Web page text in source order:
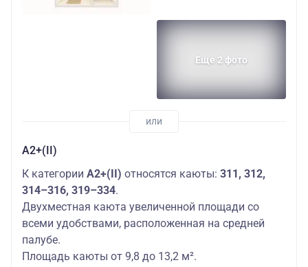
Еще 2 фото
А2+(II)
К категории А2+(II) относятся каюты: 311, 312,
314–316, 319–334.
Двухместная каюта увеличенной площади со
всеми удобствами, расположенная на средней
палубе.
Площадь каюты от 9,8 до 13,2 м².